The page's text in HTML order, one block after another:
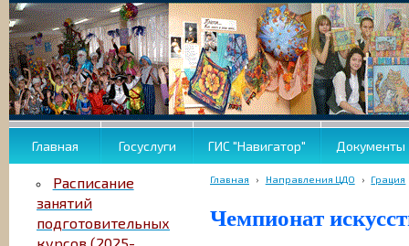
Главная Госуслуги ГИС "Навигатор" Документы
Расписание
занятий
подготовительных
Главная › Направления ЦДО › Грация
Чемпионат